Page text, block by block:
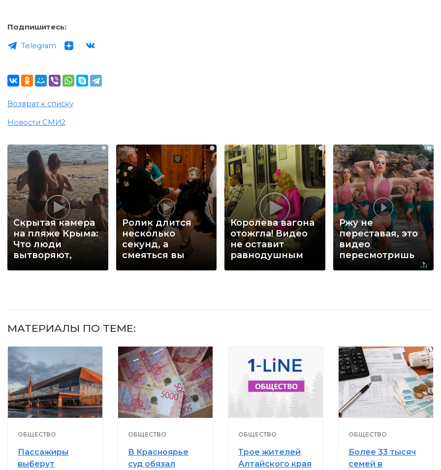
Подпишитесь:
Telegram
Возврат к списку
Новости СМИ2
i
Скрытая камера
на пляже Крыма:
Что люди
вытворяют,
i
Ролик длится
несколько
секунд, а
смеяться вы
i
Королева вагона
отожгла! Видео
не оставит
равнодушным
i
Ржу не
переставая, это
видео
пересмотришь
МАТЕРИАЛЫ ПО ТЕМЕ:
ОБЩЕСТВО
Пассажиры
выберут
ОБЩЕСТВО
В Красноярье
суд обязал
ОБЩЕСТВО
Трое жителей
Алтайского края
ОБЩЕСТВО
Более 33 тысяч
семей в